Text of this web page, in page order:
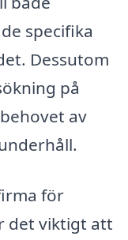
specifika
Dessutom
på
av
för
det viktigt att